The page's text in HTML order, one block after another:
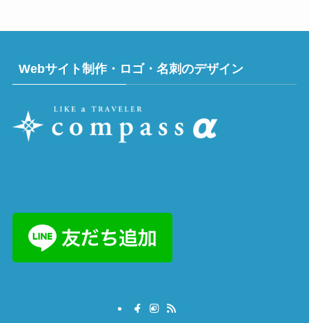
Webサイト制作・ロゴ・名刺のデザイン